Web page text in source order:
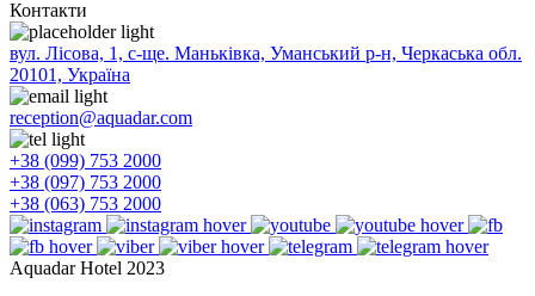
Контакти
вул. Лісова, 1, с-ще. Маньківка, Уманський р-н, Черкаська обл.
20101, Україна
reception@aquadar.com
+38 (099) 753 2000
+38 (097) 753 2000
+38 (063) 753 2000
Aquadar Hotel 2023